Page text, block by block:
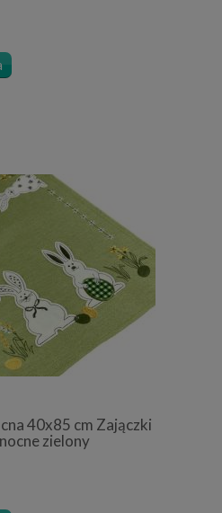
40x85 cm Zajączki
zielony